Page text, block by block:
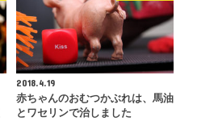
2018.4.19
赤ちゃんのおむつかぶれは、馬油
とワセリンで治しました